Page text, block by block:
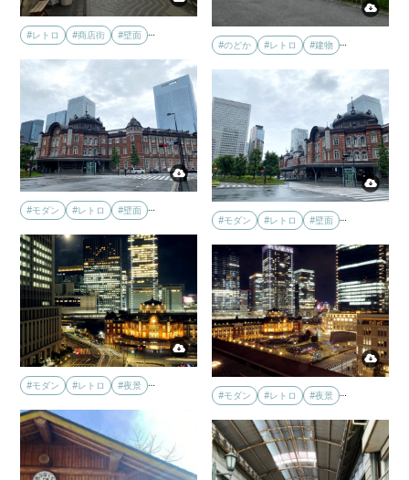
#レトロ #商店街 #壁面
#のどか
#レトロ #建物
#モダン #レトロ #壁面
#モダン
#レトロ #壁面 …
#モダン #レトロ #夜景 …
#モダン
#レトロ #夜景 …